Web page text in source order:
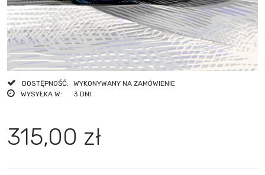
DOSTĘPNOŚĆ:
WYKONYWANY NA ZAMÓWIENIE
WYSYŁKA W:
3 DNI
315,00 zł